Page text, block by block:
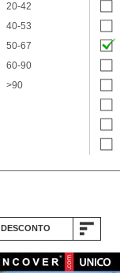
20-42
40-53
50-67
60-90
>90
DESCONTO